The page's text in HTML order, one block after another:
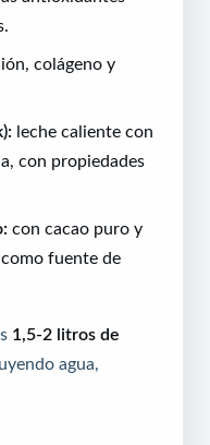
colágeno y
leche caliente con
con propiedades
con cacao puro y
fuente de
1,5-2 litros de
agua,